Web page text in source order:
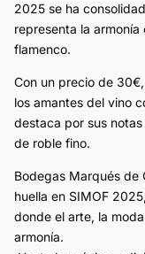
2025 se ha
representa la
flamenco.
Con un precio de
los amantes del vino
destaca por sus
de roble fino.
Bodegas Marqués de
huella en SIMOF
donde el arte, la
armonía.